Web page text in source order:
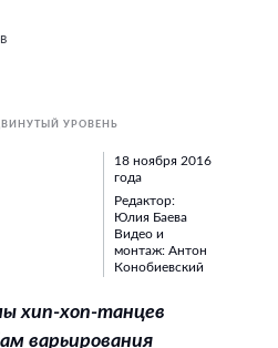
УРОВЕНЬ
18 ноября 2016
года
Редактор:
Юлия Баева
Видео и
монтаж: Антон
Конобиевский
хип-хоп-танцев
варьирования